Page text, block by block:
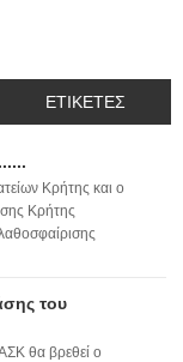
ΕΤΙΚΕΤΕΣ
Κρήτης και ο
Κρήτης
του
θα βρεθεί ο